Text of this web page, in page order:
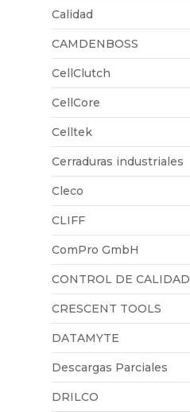
Calidad
CAMDENBOSS
CellClutch
CellCore
Celltek
Cerraduras industriales
Cleco
CLIFF
ComPro GmbH
CONTROL DE CALIDAD
CRESCENT TOOLS
DATAMYTE
Descargas Parciales
DRILCO